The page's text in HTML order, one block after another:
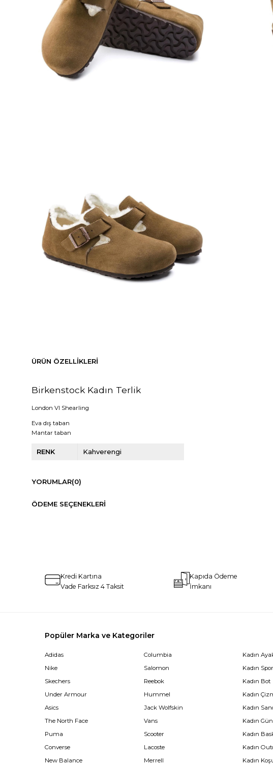
ÜRÜN ÖZELLIKLERI
Birkenstock Kadın Terlik
London Vl Shearling
Eva dış taban
Mantar taban
RENK Kahverengi
YORUMLAR(0)
ÖDEME SEÇENEKLERI
Kredi Kartına
Vade Farksız 4 Taksit
Kapıda Ödeme
İmkanı
Popüler Marka ve Kategoriler
Adidas
Nike
Skechers
Under Armour
Asics
The North Face
Puma
Converse
New Balance
Columbia
Salomon
Reebok
Hummel
Jack Wolfskin
Vans
Scooter
Lacoste
Merrell
Kadın
Kadın
Kadın Bot
Kadın
Kadın
Kadın
Kadın
Kadın
Kadın